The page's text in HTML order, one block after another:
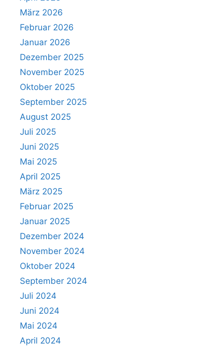
März 2026
Februar 2026
Januar 2026
Dezember 2025
November 2025
Oktober 2025
September 2025
August 2025
Juli 2025
Juni 2025
Mai 2025
April 2025
März 2025
Februar 2025
Januar 2025
Dezember 2024
November 2024
Oktober 2024
September 2024
Juli 2024
Juni 2024
Mai 2024
April 2024